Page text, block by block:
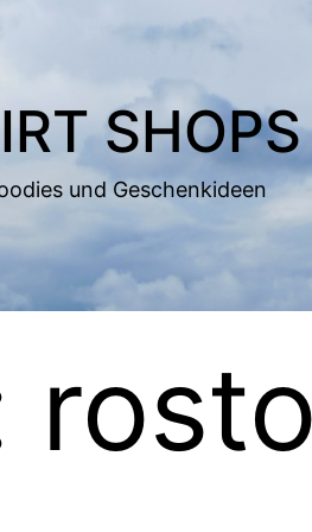
SHOPS
und Geschenkideen